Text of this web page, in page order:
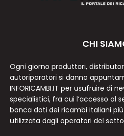
CHI
Ogni giorno produttori,
autoriparatori si danno
INFORICAMBI.IT per usufruire di
specialistici, fra cui l’accesso al
banca dati dei ricambi italiani
utilizzata dagli operatori del